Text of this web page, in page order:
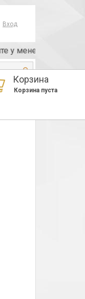
Вход
менеджера или по
Корзина
Корзина пуста